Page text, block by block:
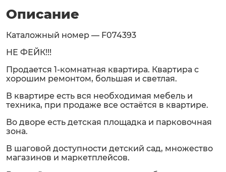
Описание
Каталожный номер — F074393
НЕ ФЕЙК!!!
Продается 1-комнатная квартира. Квартира с
хорошим ремонтом, большая и светлая.
В квартире есть вся необходимая мебель и
техника, при продаже все остаётся в квартире.
Во дворе есть детская площадка и парковочная
зона.
В шаговой доступности детский сад, множество
магазинов и маркетплейсов.